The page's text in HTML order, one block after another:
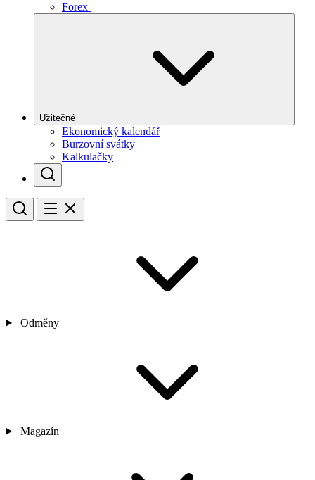
Forex
Užitečné
Ekonomický kalendář
Burzovní svátky
Kalkulačky
Odměny
Magazín